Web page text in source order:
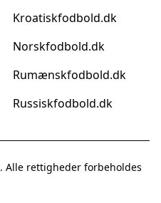
Kroatiskfodbold.dk
Norskfodbold.dk
Rumænskfodbold.dk
Russiskfodbold.dk
. Alle rettigheder forbeholdes